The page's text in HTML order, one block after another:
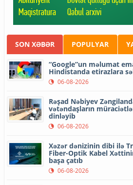
SON XƏBƏR POPULYAR
“Google”un məlumat
Hindistanda etirazlara
06-08-2026
Rəşad Nəbiyev
vətəndaşların
dinləyib
06-08-2026
Xəzər dənizinin dibi ilə
Fiber-Optik Kabel
başa çatıb
06-08-2026